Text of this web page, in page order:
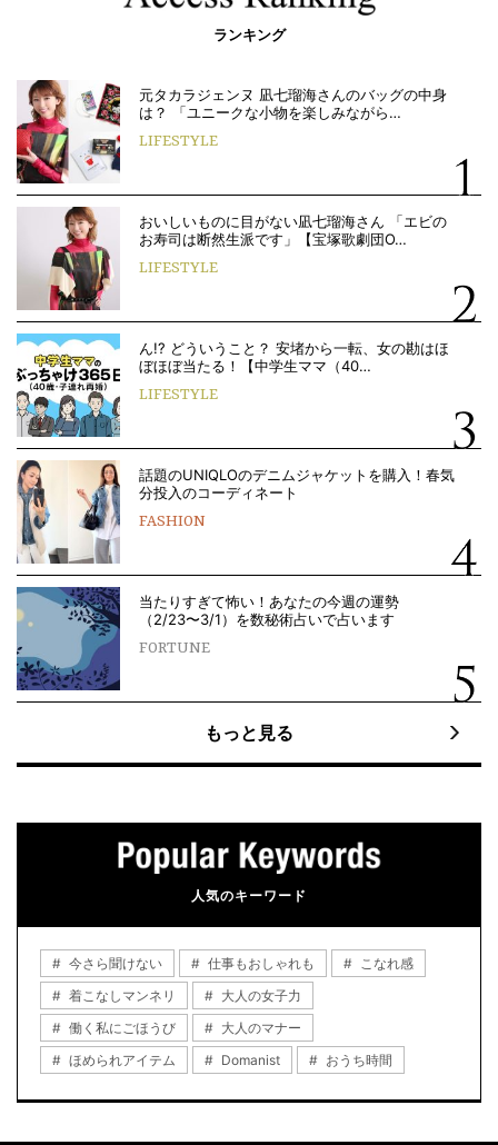
ランキング
元タカラジェンヌ 凪七瑠海さんのバッグの中身
は？ 「ユニークな小物を楽しみながら…
LIFESTYLE
おいしいものに目がない凪七瑠海さん 「エビの
お寿司は断然生派です」【宝塚歌劇団O…
LIFESTYLE
ん!? どういうこと？ 安堵から一転、女の勘はほ
ぼほぼ当たる！【中学生ママ（40…
LIFESTYLE
話題のUNIQLOのデニムジャケットを購入！春気
分投入のコーディネート
FASHION
当たりすぎて怖い！あなたの今週の運勢
（2/23〜3/1）を数秘術占いで占います
FORTUNE
もっと見る
人気のキーワード
今さら聞けない 仕事もおしゃれも
こなれ感
着こなしマンネリ
大人の女子力
働く私にごほうび
大人のマナー
ほめられアイテム
Domanist おうち時間